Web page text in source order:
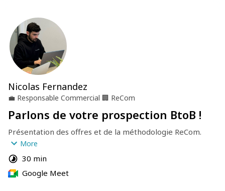
Nicolas Fernandez
💼 Responsable Commercial 🏢 ReCom
Parlons de votre prospection BtoB !
Présentation des offres et de la méthodologie ReCom.
Je réponds à toutes vos questions !
More
30 min
Google Meet